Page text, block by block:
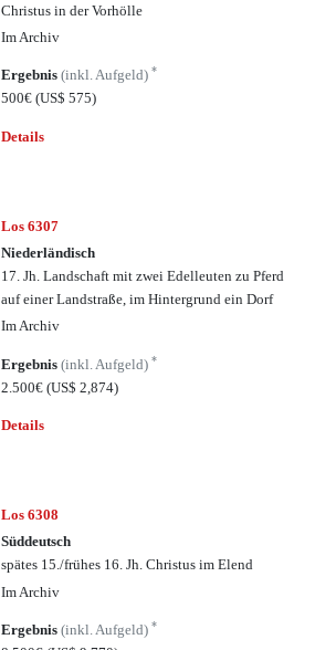
Christus in der Vorhölle
Im Archiv
Ergebnis(inkl. Aufgeld)*
500€(US$ 575)
Details
Los 6307
Niederländisch
17. Jh. Landschaft mit zwei Edelleuten zu Pferd
auf einer Landstraße, im Hintergrund ein Dorf
Im Archiv
Ergebnis(inkl. Aufgeld)*
2.500€(US$ 2,874)
Details
Los 6308
Süddeutsch
spätes 15./frühes 16. Jh. Christus im Elend
Im Archiv
Ergebnis(inkl. Aufgeld)*